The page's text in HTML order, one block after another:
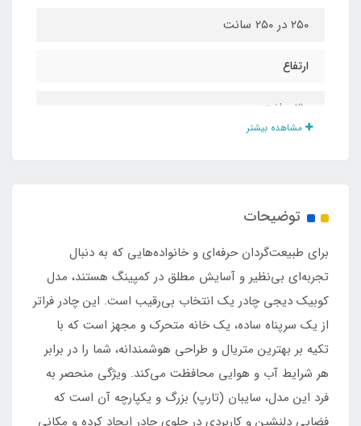
۲۵۰ در ۲۵۰ سانت
ارتفاع
۲۱۰ سانت
کیف حمل ضخیم لمینتی+میله های تارپ +تارپ
جداگانه+ پوش دوم
جنس چادر
پارچه آکسفورد گریز گورتکس وارداتی
پنجره بزرگ طلقی دید بیرون زمستان
مشاهده بیشتر
توضیحات
برای طبیعت‌گردان حرفه‌ای و خانواده‌هایی که به دنبال
تجربه‌ای بی‌نظیر و آسایش مطلق در کمپینگ هستند، مدل
کوبیک دیجی چادر یک انتخاب بی‌رقیب است. این چادر فراتر
از یک سرپناه ساده، یک خانه متحرک و مجهز است که با
تکیه بر بهترین متریال و طراحی هوشمندانه، شما را در برابر
هر شرایط آب و هوایی محافظت می‌کند. ویژگی منحصر به‌
فرد این مدل، سایبان (تارپ) بزرگ و یکپارچه آن است که